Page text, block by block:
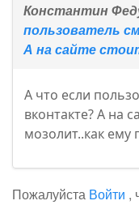
Константин
пользователь
А на сайте
А что если
вконтакте? А на
мозолит..как ему
Пожалуйста Войти ,